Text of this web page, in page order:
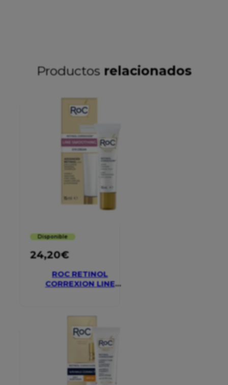
Productos relacionados
Disponible
24,20€
ROC RETINOL
CORREXION LINE